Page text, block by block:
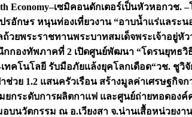
Economy–เซมิคอนดักเตอร์เป็นหัวหอกวช. –
อักษร หนุนท่องเที่ยวงาน “อาบน้ำแร่แลระน
วยพระราชทานพระบาทสมเด็จพระเจ้าอยู่หัว
กกองทัพภาคที่ 2 เปิดศูนย์พัฒนา “โดรนยุทธวิ
เทคโนโลยี รับมือภัยแล้งยุคโลกเดือด“วช. ชูวิ
วย 1.2 แสนครัวเรือน สร้างมูลค่าเศรษฐกิจก
ยกระดับการผลิตกาแฟ และศูนย์ถ่ายทอดอง
บนวัตกรรม ณ อ.เวียงสา จ.น่านเสื้อหน่วยงา